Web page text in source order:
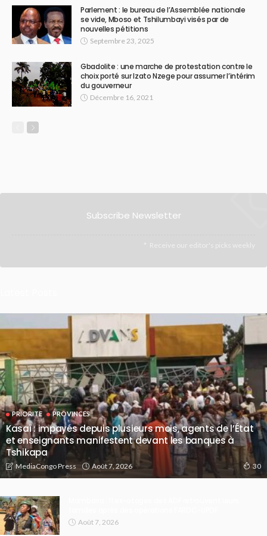
Parlement : le bureau de l’Assemblée nationale
se vide, Mboso et Tshilumbayi visés par de
nouvelles pétitions
Septembre 23, 2025
Gbadolite : une marche de protestation contre le
choix porté sur Izato Nzege pour assumer l’intérim
du gouverneur
Décembre 16, 2021
Subscribe Newsletter
Receive our editor's picks weekly
PRIORITE PROVINCES
Kasaï : impayés depuis plusieurs mois, agents de l’État
et enseignants manifestent devant les banques à
Tshikapa
MediaCongo Press Août 7, 2026 30
Août 7, 2026